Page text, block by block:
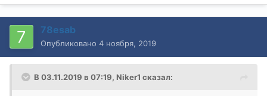
78esab
Опубликовано 4 ноября, 2019
В 03.11.2019 в 07:19, Niker1 сказал: